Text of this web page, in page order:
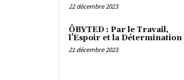
22 décembre 2023
ÔBYTED : Par le Travail,
l’Espoir et la Détermination
21 décembre 2023